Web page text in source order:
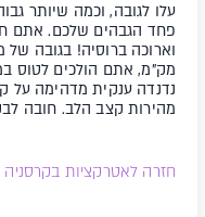
עלו לגובה, וכמה שיותר
פחד הגבהים שלכם. אתם
מק"מ, אתם הולכים לטוס
נדנדה ענקית מדהימה על
מהירות קצב הלב. חובה
חזרה לאטרקציות בקרסניה